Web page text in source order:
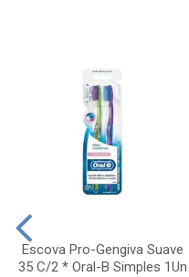
Escova Pro-Gengiva Suave
35 C/2 * Oral-B Simples 1Un